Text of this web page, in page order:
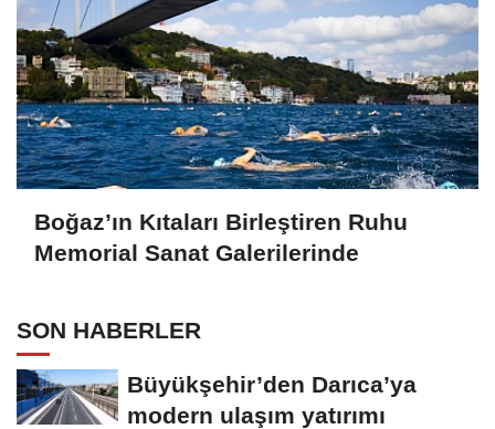
Boğaz’ın Kıtaları Birleştiren Ruhu
Memorial Sanat Galerilerinde
SON HABERLER
Büyükşehir’den Darıca’ya
modern ulaşım yatırımı